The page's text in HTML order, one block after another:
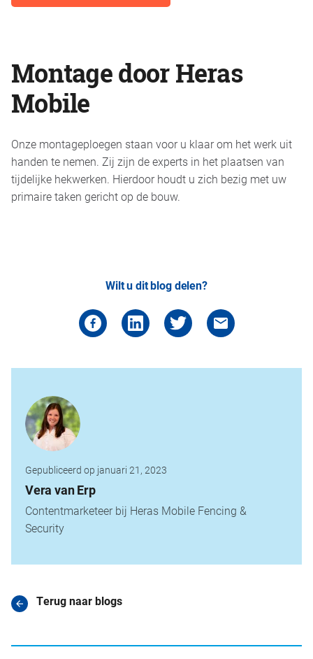
Montage door Heras
Mobile
Onze montageploegen staan voor u klaar om het werk uit
handen te nemen. Zij zijn de experts in het plaatsen van
tijdelijke hekwerken. Hierdoor houdt u zich bezig met uw
primaire taken gericht op de bouw.
Wilt u dit blog delen?
Gepubliceerd op januari 21, 2023
Vera van Erp
Contentmarketeer bij Heras Mobile Fencing &
Security
Terug naar blogs